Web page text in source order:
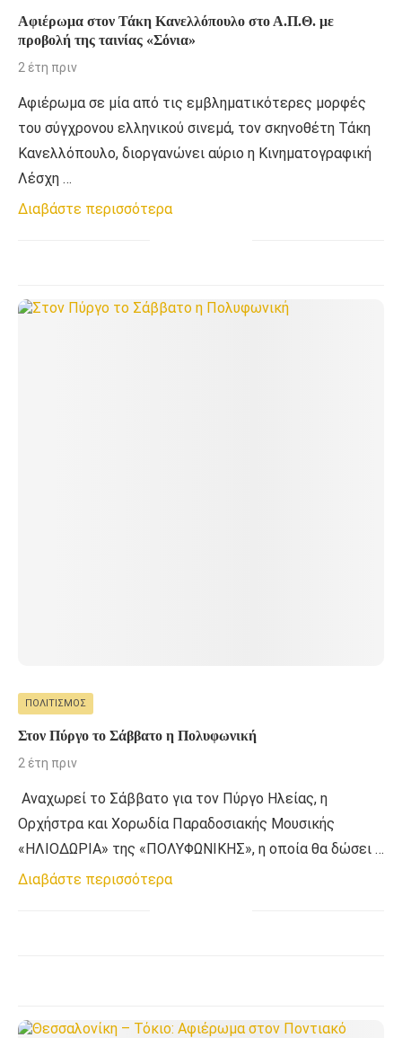
Αφιέρωμα στον Τάκη Κανελλόπουλο στο Α.Π.Θ. με
προβολή της ταινίας «Σόνια»
2 έτη πριν
Αφιέρωμα σε μία από τις εμβληματικότερες μορφές
του σύγχρονου ελληνικού σινεμά, τον σκηνοθέτη Τάκη
Κανελλόπουλο, διοργανώνει αύριο η Κινηματογραφική
Λέσχη …
Διαβάστε περισσότερα
ΠΟΛΙΤΙΣΜΌΣ
Στον Πύργο το Σάββατο η Πολυφωνική
2 έτη πριν
Αναχωρεί το Σάββατο για τον Πύργο Ηλείας, η
Ορχήστρα και Χορωδία Παραδοσιακής Μουσικής
«ΗΛΙΟΔΩΡΙΑ» της «ΠΟΛΥΦΩΝΙΚΗΣ», η οποία θα δώσει …
Διαβάστε περισσότερα